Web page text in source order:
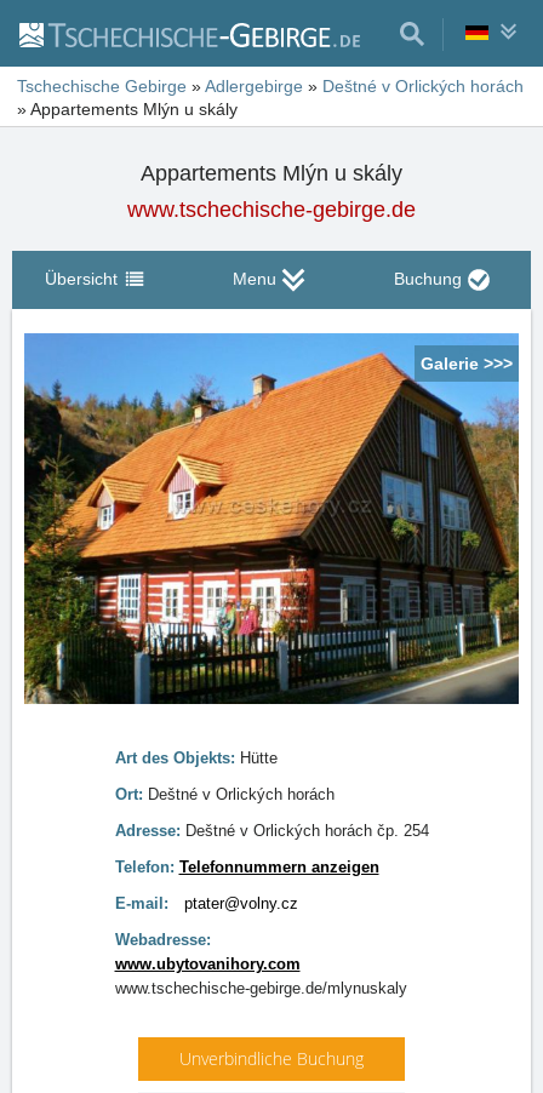
Tschechische Gebirge »Adlergebirge » Deštné v Orlických horách
»Appartements Mlýn u skály
Appartements Mlýn u skály
www.tschechische-gebirge.de
Übersicht Menu Buchung
Galerie >>>
Art des Objekts: Hütte
Ort: Deštné v Orlických horách
Adresse: Deštné v Orlických horách čp. 254
Telefon: Telefonnummern anzeigen
E-mail:
ptater@volny.cz
Webadresse:
www.ubytovanihory.com
www.tschechische-gebirge.de/mlynuskaly
Unverbindliche Buchung